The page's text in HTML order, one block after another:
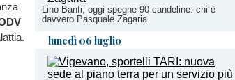
Lino Banfi, oggi spegne 90 candeline: chi è
davvero Pasquale Zagaria
lunedì 06 luglio